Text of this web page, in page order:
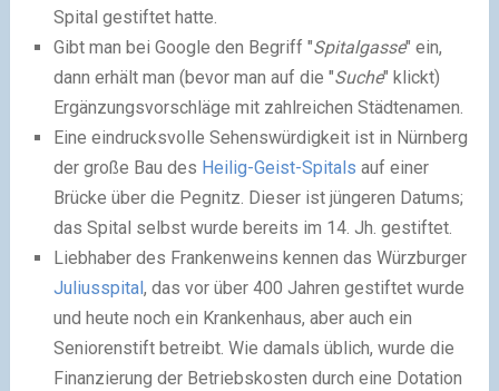
Spital gestiftet hatte.
Gibt man bei Google den Begriff "Spitalgasse" ein,
dann erhält man (bevor man auf die "Suche" klickt)
Ergänzungsvorschläge mit zahlreichen Städtenamen.
Eine eindrucksvolle Sehenswürdigkeit ist in Nürnberg
der große Bau des Heilig-Geist-Spitals auf einer
Brücke über die Pegnitz. Dieser ist jüngeren Datums;
das Spital selbst wurde bereits im 14. Jh. gestiftet.
Liebhaber des Frankenweins kennen das Würzburger
Juliusspital, das vor über 400 Jahren gestiftet wurde
und heute noch ein Krankenhaus, aber auch ein
Seniorenstift betreibt. Wie damals üblich, wurde die
Finanzierung der Betriebskosten durch eine Dotation